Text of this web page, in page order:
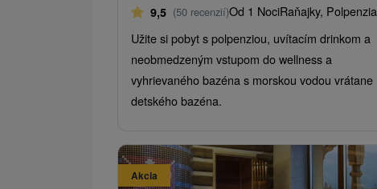
9,5 (50 recenzií)Od 1 NociRaňajky, Polpenzia
Užite si pobyt s polpenziou, uvítacím drinkom a
neobmedzeným vstupom do wellness a
vyhrievaného bazéna s morskou vodou vrátane
detského bazéna.
Akcia